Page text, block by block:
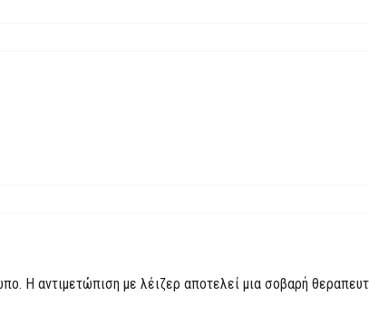
Η αντιμετώπιση με λέιζερ αποτελεί μια σοβαρή